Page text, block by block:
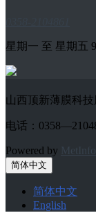
星期一 至 星期五
山西顶新薄膜科
电话：
Powered by MetInfo
简体中文
简体中文
English